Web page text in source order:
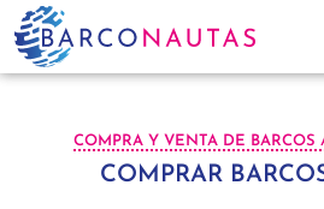
COMPRA Y VENTA DE BARCOS
COMPRAR